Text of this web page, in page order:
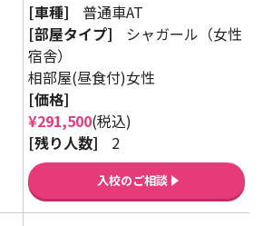
[車種]
普通車AT
[部屋タイプ]
シャガール（女性
宿舎）
相部屋(昼食付)女性
[価格]
¥291,500(税込)
[残り人数]
2
入校のご相談